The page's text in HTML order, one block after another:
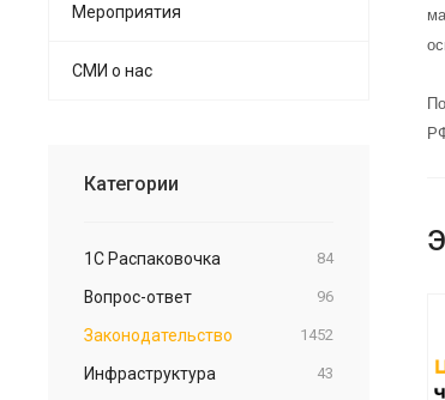
Мероприятия
СМИ о нас
Категории
1С Распаковочка 84
Вопрос-ответ 96
Законодательство 1452
Инфраструктура 43